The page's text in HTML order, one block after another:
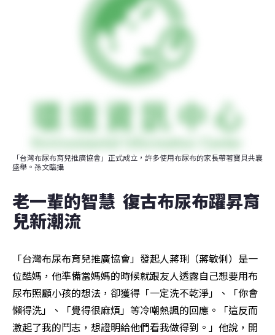
「台灣布尿布育兒推廣協會」正式成立，許多使用布尿布的家長帶著寶貝共襄
盛舉。孫文臨攝
老一輩的智慧  復古布尿布躍昇育
兒新潮流
「台灣布尿布育兒推廣協會」發起人蔣琍（蔣敏俐）是一
位酷媽，他準備當媽媽的時候就跟友人透露自己想要用布
尿布照顧小孩的想法，卻獲得「一定洗不乾淨」、「你會
懶得洗」、「覺得很麻煩」等冷嘲熱諷的回應。「這反而
激起了我的鬥志，想證明給他們看我做得到。」他說，開